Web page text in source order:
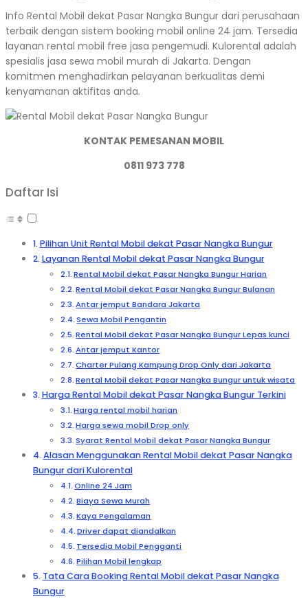
Info Rental Mobil dekat Pasar Nangka Bungur dari perusahaan
terbaik dengan sistem booking mobil online 24 jam. Tersedia
layanan rental mobil free jasa pengemudi. Kulorental adalah
spesialis jasa sewa mobil murah di Jakarta. Dengan
komitmen menghadirkan pelayanan berkualitas demi
kenyamanan aktifitas anda.
KONTAK PEMESANAN MOBIL
0811 973 778
Daftar Isi
Pilihan Unit Rental Mobil dekat Pasar Nangka Bungur
Layanan Rental Mobil dekat Pasar Nangka Bungur
Rental Mobil dekat Pasar Nangka Bungur Harian
Rental Mobil dekat Pasar Nangka Bungur Bulanan
Antar jemput Bandara Jakarta
Sewa Mobil Pengantin
Rental Mobil dekat Pasar Nangka Bungur Lepas kunci
Antar jemput Kantor
Charter Pulang Kampung Drop Only dari Jakarta
Rental Mobil dekat Pasar Nangka Bungur untuk wisata
Harga Rental Mobil dekat Pasar Nangka Bungur Terkini
Harga rental mobil harian
Harga sewa mobil Drop only
Syarat Rental Mobil dekat Pasar Nangka Bungur
Alasan Menggunakan Rental Mobil dekat Pasar Nangka
Bungur dari Kulorental
Online 24 Jam
Biaya Sewa Murah
Kaya Pengalaman
Driver dapat diandalkan
Tersedia Mobil Pengganti
Pilihan Mobil lengkap
Tata Cara Booking Rental Mobil dekat Pasar Nangka
Bungur